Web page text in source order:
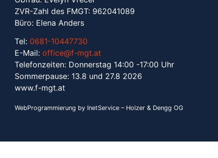
ZVR-Zahl des FMGT: 962041089
Büro: Elena Anders
Tel: 0681-10447730
E-Mail: office@f-mgt.at
Telefonzeiten: Donnerstag 14:00 -17:00 Uhr
Sommerpause: 13.8 und 27.8 2026
www.f-mgt.at
WebProgrammierung by InetService – Holzer & Dengg OG